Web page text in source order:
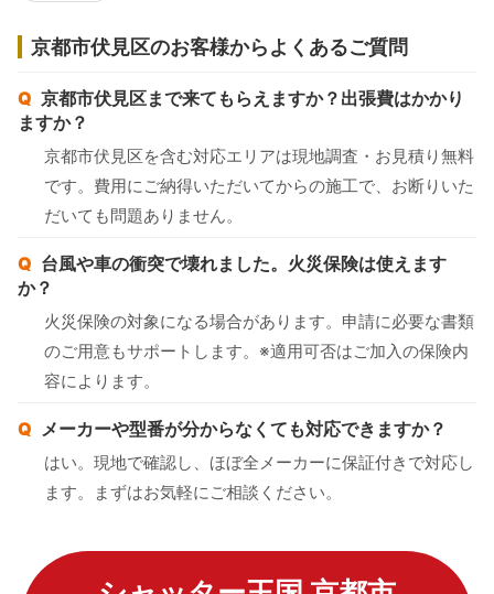
京都市伏見区のお客様からよくあるご質問
京都市伏見区まで来てもらえますか？出張費はかかり
ますか？
京都市伏見区を含む対応エリアは現地調査・お見積り無料
です。費用にご納得いただいてからの施工で、お断りいた
だいても問題ありません。
台風や車の衝突で壊れました。火災保険は使えます
か？
火災保険の対象になる場合があります。申請に必要な書類
のご用意もサポートします。※適用可否はご加入の保険内
容によります。
メーカーや型番が分からなくても対応できますか？
はい。現地で確認し、ほぼ全メーカーに保証付きで対応し
ます。まずはお気軽にご相談ください。